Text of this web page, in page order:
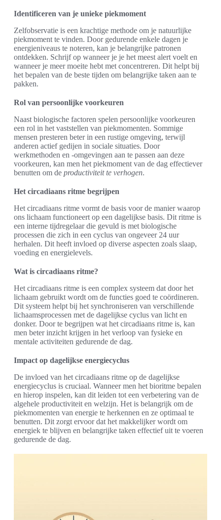
Identificeren van je unieke piekmoment
Zelfobservatie is een krachtige methode om je natuurlijke
piekmoment te vinden. Door gedurende enkele dagen je
energieniveaus te noteren, kan je belangrijke patronen
ontdekken. Schrijf op wanneer je je het meest alert voelt en
wanneer je meer moeite hebt met concentreren. Dit helpt bij
het bepalen van de beste tijden om belangrijke taken aan te
pakken.
Rol van persoonlijke voorkeuren
Naast biologische factoren spelen persoonlijke voorkeuren
een rol in het vaststellen van piekmomenten. Sommige
mensen presteren beter in een rustige omgeving, terwijl
anderen actief gedijen in sociale situaties. Door
werkmethoden en -omgevingen aan te passen aan deze
voorkeuren, kan men het piekmoment van de dag effectiever
benutten om de productiviteit te verhogen.
Het circadiaans ritme begrijpen
Het circadiaans ritme vormt de basis voor de manier waarop
ons lichaam functioneert op een dagelijkse basis. Dit ritme is
een interne tijdregelaar die gevuld is met biologische
processen die zich in een cyclus van ongeveer 24 uur
herhalen. Dit heeft invloed op diverse aspecten zoals slaap,
voeding en energielevels.
Wat is circadiaans ritme?
Het circadiaans ritme is een complex systeem dat door het
lichaam gebruikt wordt om de functies goed te coördineren.
Dit systeem helpt bij het synchroniseren van verschillende
lichaamsprocessen met de dagelijkse cyclus van licht en
donker. Door te begrijpen wat het circadiaans ritme is, kan
men beter inzicht krijgen in het verloop van fysieke en
mentale activiteiten gedurende de dag.
Impact op dagelijkse energiecyclus
De invloed van het circadiaans ritme op de dagelijkse
energiecyclus is cruciaal. Wanneer men het bioritme bepalen
en hierop inspelen, kan dit leiden tot een verbetering van de
algehele productiviteit en welzijn. Het is belangrijk om de
piekmomenten van energie te herkennen en ze optimaal te
benutten. Dit zorgt ervoor dat het makkelijker wordt om
energiek te blijven en belangrijke taken effectief uit te voeren
gedurende de dag.